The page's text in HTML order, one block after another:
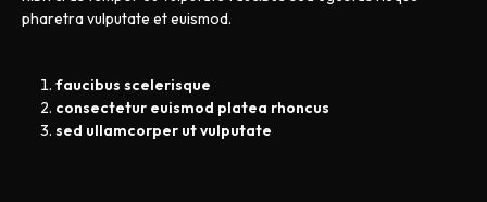
pharetra vulputate et euismod.
faucibus scelerisque
consectetur euismod platea rhoncus
sed ullamcorper ut vulputate